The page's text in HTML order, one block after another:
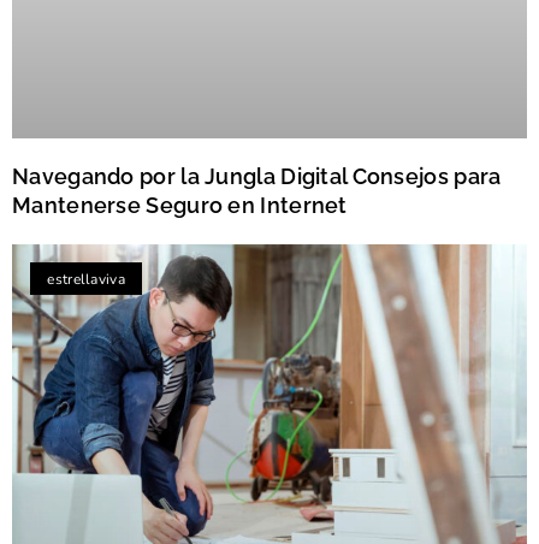
Navegando por la Jungla Digital Consejos para
Mantenerse Seguro en Internet
estrellaviva